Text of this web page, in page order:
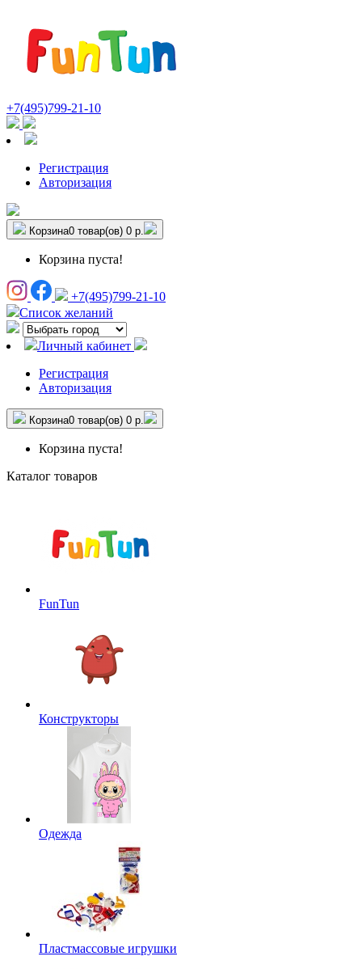
+7(495)799-21-10
Регистрация
Авторизация
Корзина0 товар(ов) 0 р.
Корзина пуста!
+7(495)799-21-10
Список желаний
Личный кабинет
Регистрация
Авторизация
Корзина0 товар(ов) 0 р.
Корзина пуста!
Каталог товаров
FunTun
Конструкторы
Одежда
Пластмассовые игрушки